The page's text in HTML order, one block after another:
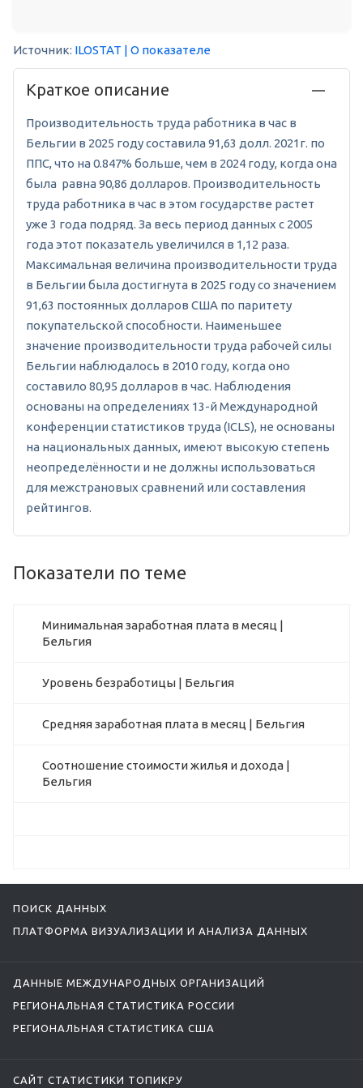
Источник: ILOSTAT | О показателе
Краткое описание
Производительность труда работника в час в
Бельгии в 2025 году составила 91,63 долл. 2021г. по
ППС, что на 0.847% больше, чем в 2024 году, когда она
была равна 90,86 долларов. Производительность
труда работника в час в этом государстве растет
уже 3 года подряд. За весь период данных с 2005
года этот показатель увеличился в 1,12 раза.
Максимальная величина производительности труда
в Бельгии была достигнута в 2025 году со значением
91,63 постоянных долларов США по паритету
покупательской способности. Наименьшее
значение производительности труда рабочей силы
Бельгии наблюдалось в 2010 году, когда оно
составило 80,95 долларов в час. Наблюдения
основаны на определениях 13-й Международной
конференции статистиков труда (ICLS), не основаны
на национальных данных, имеют высокую степень
неопределённости и не должны использоваться
для межстрановых сравнений или составления
рейтингов.
Показатели по теме
Минимальная заработная плата в месяц |
Бельгия
Уровень безработицы | Бельгия
Средняя заработная плата в месяц | Бельгия
Соотношение стоимости жилья и дохода |
Бельгия
ПОИСК ДАННЫХ
ПЛАТФОРМА ВИЗУАЛИЗАЦИИ И АНАЛИЗА ДАННЫХ
ДАННЫЕ МЕЖДУНАРОДНЫХ ОРГАНИЗАЦИЙ
РЕГИОНАЛЬНАЯ СТАТИСТИКА РОССИИ
РЕГИОНАЛЬНАЯ СТАТИСТИКА США
САЙТ СТАТИСТИКИ ТОПИКРУ